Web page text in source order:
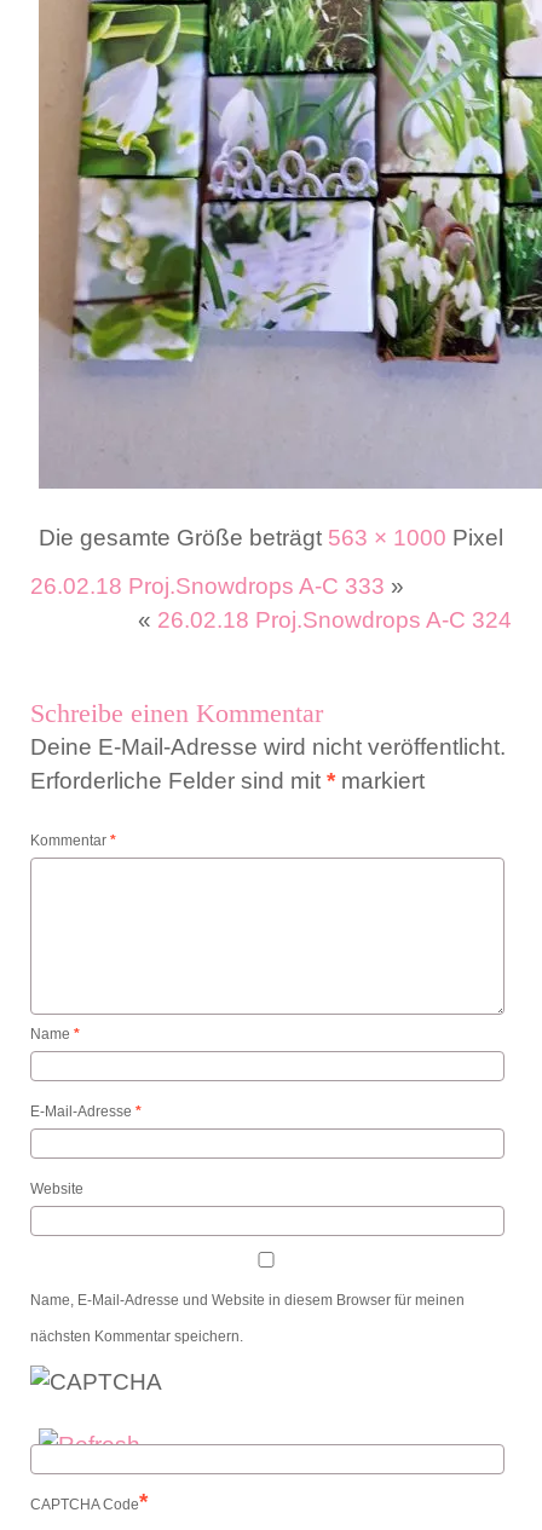
Die gesamte Größe beträgt 563 × 1000 Pixel
26.02.18 Proj.Snowdrops A-C 333 »
« 26.02.18 Proj.Snowdrops A-C 324
Schreibe einen Kommentar
Deine E-Mail-Adresse wird nicht veröffentlicht.
Erforderliche Felder sind mit *markiert
Kommentar *
Name *
E-Mail-Adresse *
Website
Name, E-Mail-Adresse und Website in diesem Browser für meinen
nächsten Kommentar speichern.
CAPTCHA Code*